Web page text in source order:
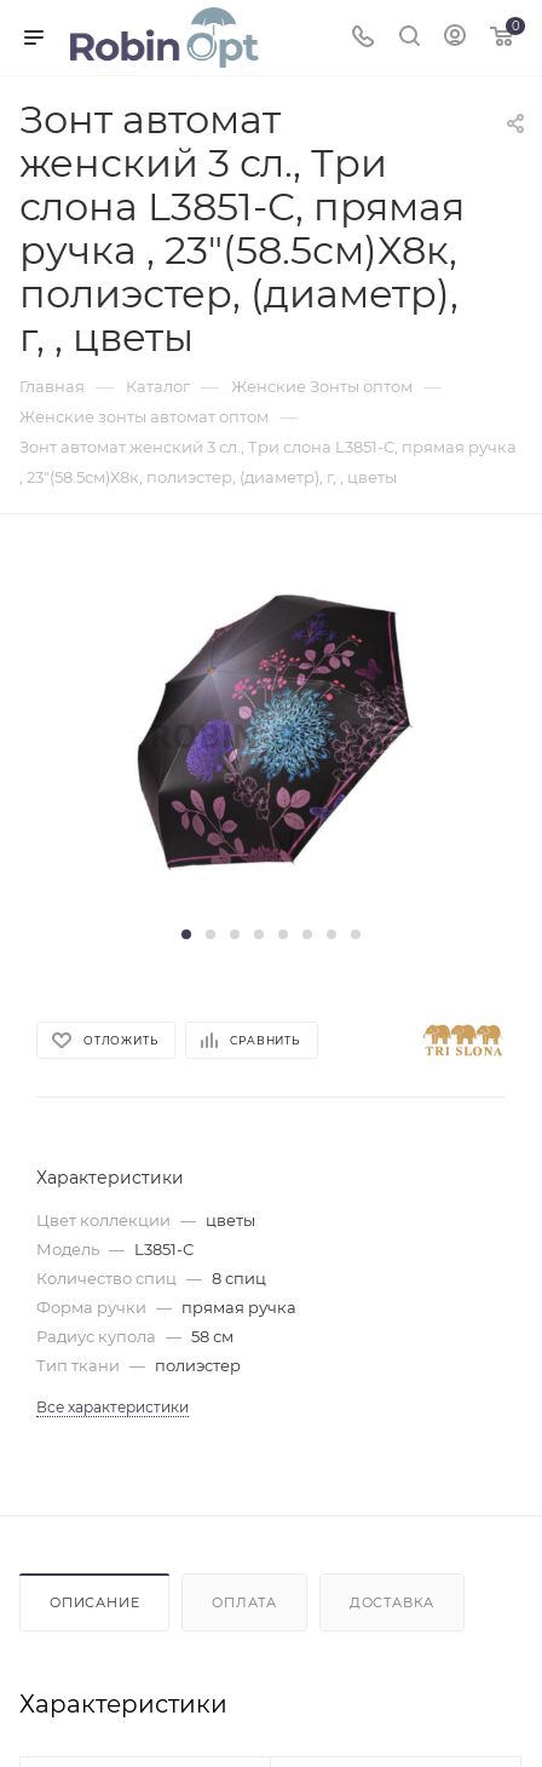
0
Зонт автомат
женский 3 сл., Три
слона L3851-С, прямая
ручка , 23"(58.5см)Х8к,
полиэстер, (диаметр),
г, , цветы
Главная — Каталог — Женские Зонты оптом —
Женские зонты автомат оптом —
Зонт автомат женский 3 сл., Три слона L3851-С, прямая ручка
, 23"(58.5см)Х8к, полиэстер, (диаметр), г, , цветы
ОТЛОЖИТЬ СРАВНИТЬ
Характеристики
Цвет коллекции — цветы
Модель — L3851-С
Количество спиц — 8 спиц
Форма ручки — прямая ручка
Радиус купола — 58 см
Тип ткани — полиэстер
Все характеристики
ОПИСАНИЕ ОПЛАТА ДОСТАВКА
Характеристики